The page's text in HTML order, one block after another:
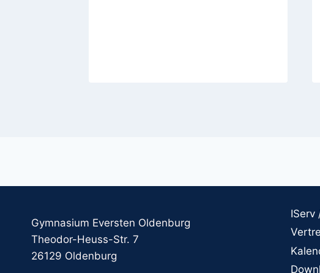
Gymnasium Eversten Oldenburg
Theodor-Heuss-Str. 7
26129 Oldenburg
IServ